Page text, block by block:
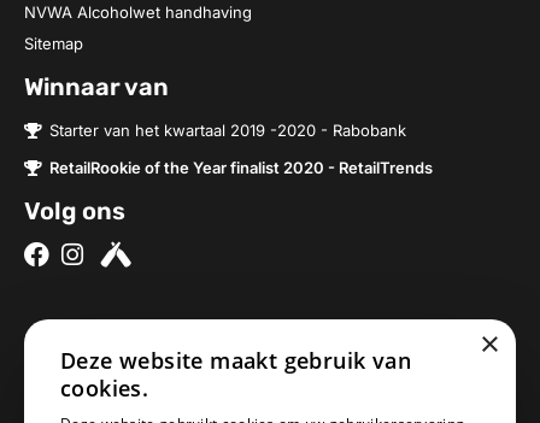
NVWA Alcoholwet handhaving
Sitemap
Winnaar van
Starter van het kwartaal 2019 -2020 - Rabobank
RetailRookie of the Year finalist 2020 - RetailTrends
Volg ons
Over ons
Brouwerijen
Onze bieren
5076SV Haaren
×
Deze website maakt gebruik van
cookies.